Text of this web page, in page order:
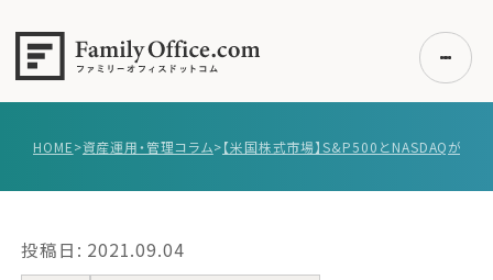
事例紹介
HOME>資産運用・管理コラム>
投稿日: 2021.09.04